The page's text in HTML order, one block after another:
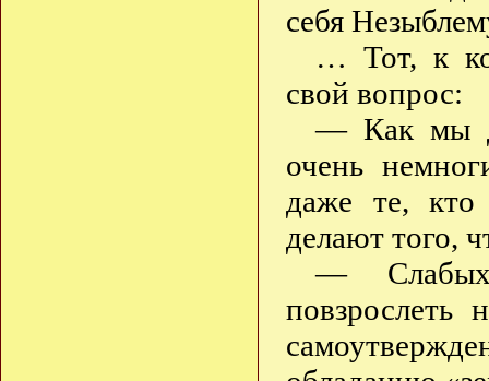
себя
… Тот, к
свой вопрос:
— Как мы
очень
даже те,
делают того,
—